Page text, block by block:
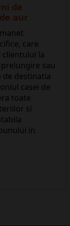
de
aur
care
la
sau
destinatia
casei de
toate
si
in